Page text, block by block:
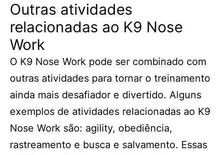
Outras atividades
relacionadas ao K9 Nose
Work
O K9 Nose Work pode ser combinado com
outras atividades para tornar o treinamento
ainda mais desafiador e divertido. Alguns
exemplos de atividades relacionadas ao K9
Nose Work são: agility, obediência,
rastreamento e busca e salvamento. Essas